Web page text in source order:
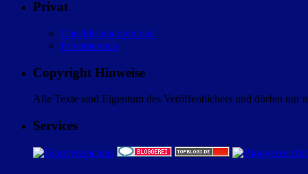
Privat
Checklistendownload
Privatbereich
Copyright Hinweise
Alle Texte sind Eigentum des Veröffentlichers und dürfen nur
Services